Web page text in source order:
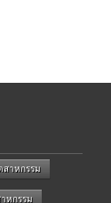
าหกรรม
หกรรม